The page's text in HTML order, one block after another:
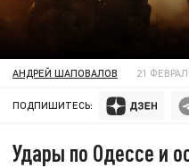
АНДРЕЙ ШАПОВАЛОВ 21
ПОДПИШИТЕСЬ:
Удары по Одессе и